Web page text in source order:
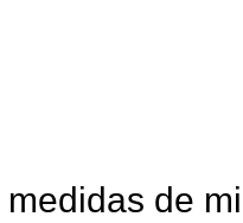
de mi